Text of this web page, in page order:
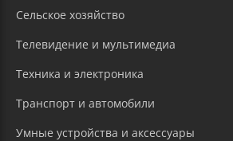
Сельское хозяйство
Телевидение и мультимедиа
Техника и электроника
Транспорт и автомобили
Умные устройства и аксессуары